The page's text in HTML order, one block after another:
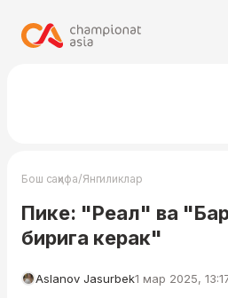
Бош саҳифа/Янгиликлар
Пике: "Реал" ва
бирига керак"
Aslanov Jasurbek1 мар 2025,